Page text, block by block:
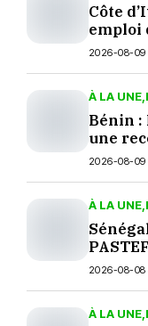
Côte
emploi
2026-08-09
À LA UNE
Bénin :
une
2026-08-09
À LA UNE
sur
2026-08-08
À LA UNE